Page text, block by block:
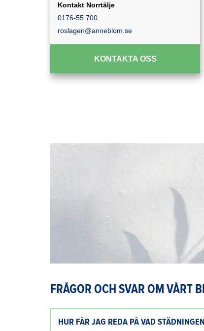
Kontakt Norrtälje
0176-55 700
roslagen@anneblom.se
KONTAKTA OSS
FRÅGOR OCH SVAR OM VÅRT
HUR FÅR JAG REDA PÅ VAD